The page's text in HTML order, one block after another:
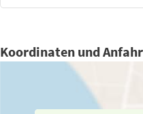
Koordinaten und